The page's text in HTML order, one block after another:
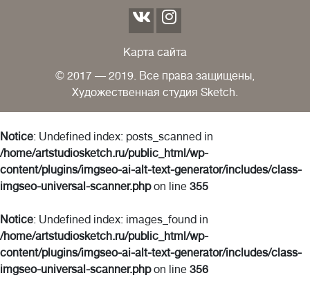
Карта сайта
© 2017 — 2019. Все права защищены,
Художественная студия Sketch.
Notice: Undefined index: posts_scanned in
/home/artstudiosketch.ru/public_html/wp-
content/plugins/imgseo-ai-alt-text-generator/includes/class-
imgseo-universal-scanner.phpon line 355
Notice: Undefined index: images_found in
/home/artstudiosketch.ru/public_html/wp-
content/plugins/imgseo-ai-alt-text-generator/includes/class-
imgseo-universal-scanner.phpon line 356